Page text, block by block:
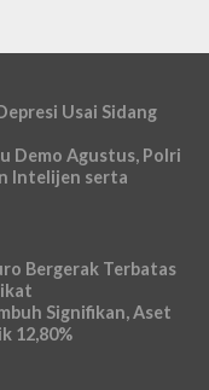
Usai Sidang
Demo Agustus, Polri
Intelijen serta
Bergerak Terbatas
Signifikan, Aset
12,80%